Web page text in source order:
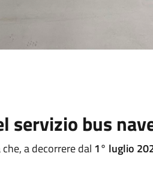
servizio bus
a decorrere dal 1° luglio